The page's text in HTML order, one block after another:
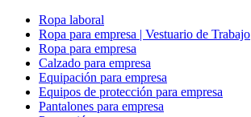
Ropa laboral
Ropa para empresa | Vestuario de Trabajo
Ropa para empresa
Calzado para empresa
Equipación para empresa
Equipos de protección para empresa
Pantalones para empresa